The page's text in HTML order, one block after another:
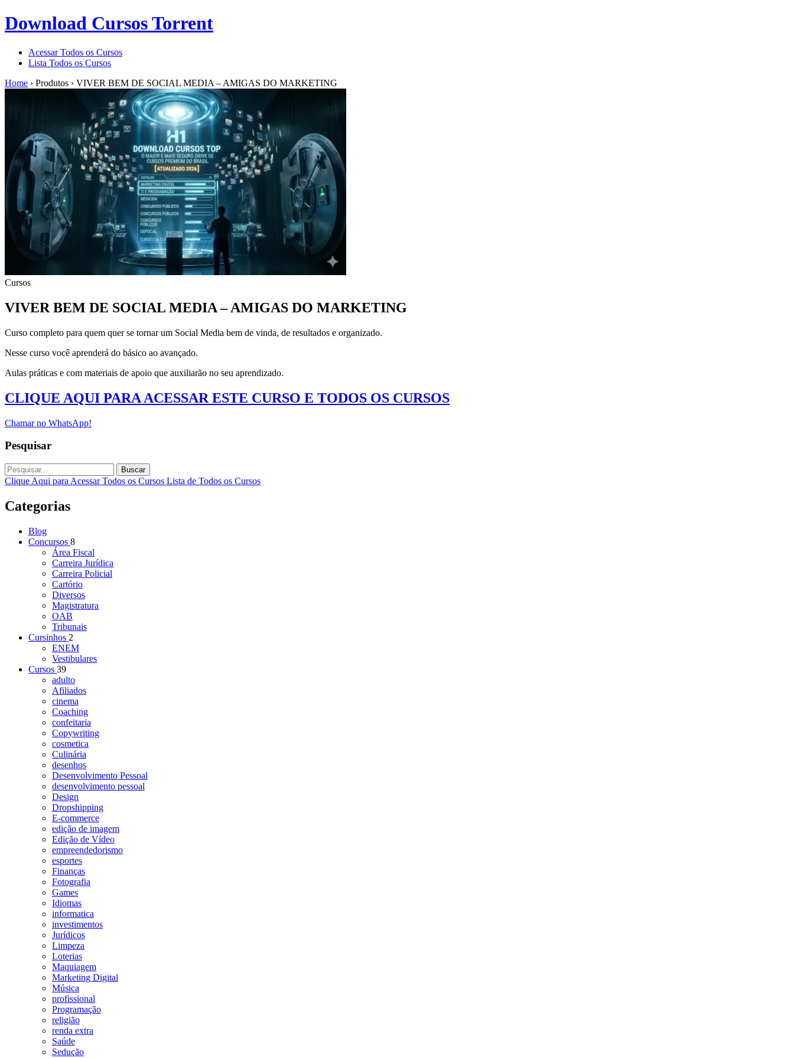
Download Cursos Torrent
Acessar Todos os Cursos
Lista Todos os Cursos
Home › Produtos › VIVER BEM DE SOCIAL MEDIA – AMIGAS DO MARKETING
Cursos
VIVER BEM DE SOCIAL MEDIA – AMIGAS DO MARKETING
Curso completo para quem quer se tornar um Social Media bem de vinda, de resultados e organizado.
Nesse curso você aprenderá do básico ao avançado.
Aulas práticas e com materiais de apoio que auxiliarão no seu aprendizado.
CLIQUE AQUI PARA ACESSAR ESTE CURSO E TODOS OS CURSOS
Chamar no WhatsApp!
Pesquisar
Buscar
Clique Aqui para Acessar Todos os Cursos Lista de Todos os Cursos
Categorias
Blog
Concursos 8
Área Fiscal
Carreira Jurídica
Carreira Policial
Cartório
Diversos
Magistratura
OAB
Tribunais
Cursinhos 2
ENEM
Vestibulares
Cursos 39
adulto
Afiliados
cinema
Coaching
confeitaria
Copywriting
cosmetica
Culinária
desenhos
Desenvolvimento Pessoal
desenvolvimento pessoal
Design
Dropshipping
E-commerce
edição de imagem
Edição de Vídeo
empreendedorismo
esportes
Finanças
Fotografia
Games
Idiomas
informatica
investimentos
Jurídicos
Limpeza
Loterias
Maquiagem
Marketing Digital
Música
profissional
Programação
religião
renda extra
Saúde
Sedução